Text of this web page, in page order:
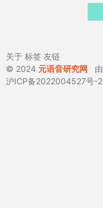
关于 标签 友链
© 2024 元语音研究网 由
沪ICP备2022004527号-2